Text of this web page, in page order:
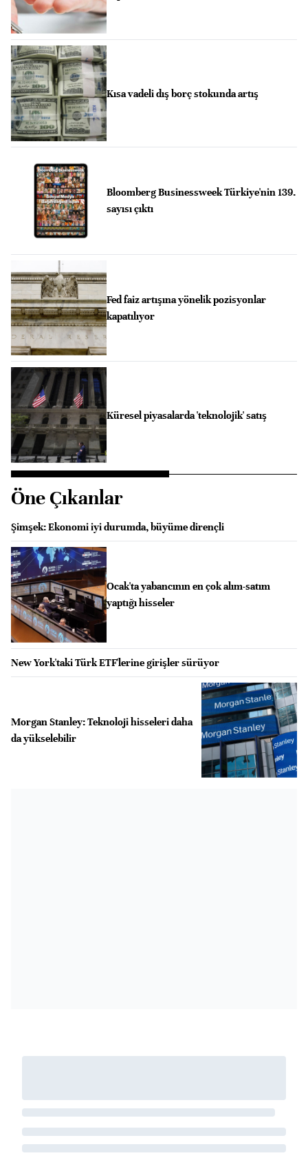
Kısa vadeli dış borç stokunda artış
Bloomberg Businessweek Türkiye'nin 139.
sayısı çıktı
Fed faiz artışına yönelik pozisyonlar
kapatılıyor
Küresel piyasalarda 'teknolojik' satış
Öne Çıkanlar
Şimşek: Ekonomi iyi durumda, büyüme dirençli
Ocak'ta yabancının en çok alım-satım
yaptığı hisseler
New York'taki Türk ETF'lerine girişler sürüyor
Morgan Stanley: Teknoloji hisseleri daha
da yükselebilir